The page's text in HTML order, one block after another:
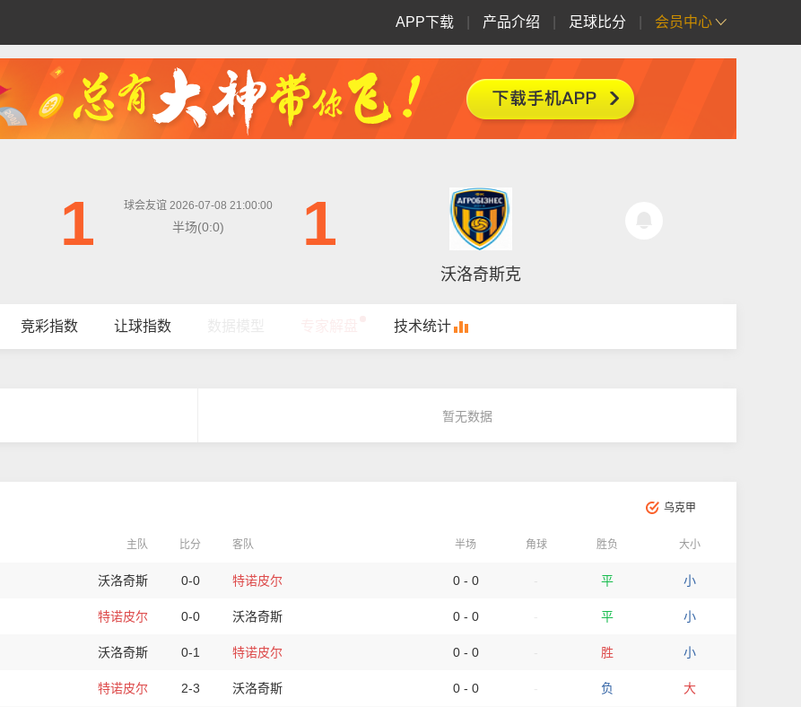
APP下载 产品介绍 足球比分 会员中心
1 1
球会友谊 2026-07-08 21:00:00
半场(0:0)
沃洛奇斯克
竞彩指数 让球指数 技术统计
暂无数据
乌克甲
主队 比分 客队 半场 角球 胜负 大小
沃洛奇斯 0-0 特诺皮尔 0 - 0 平 小
特诺皮尔 0-0 沃洛奇斯 0 - 0 平 小
沃洛奇斯 0-1 特诺皮尔 0 - 0 胜 小
特诺皮尔 2-3 沃洛奇斯 0 - 0 负 大